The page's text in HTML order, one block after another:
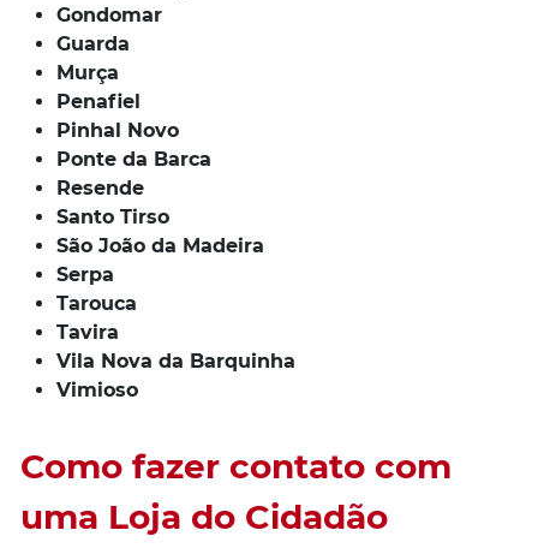
Gondomar
Guarda
Murça
Penafiel
Pinhal Novo
Ponte da Barca
Resende
Santo Tirso
São João da Madeira
Serpa
Tarouca
Tavira
Vila Nova da Barquinha
Vimioso
Como fazer contato com
uma Loja do Cidadão